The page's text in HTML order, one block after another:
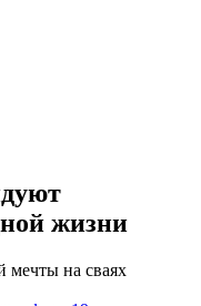
жизни
мечты на сваях